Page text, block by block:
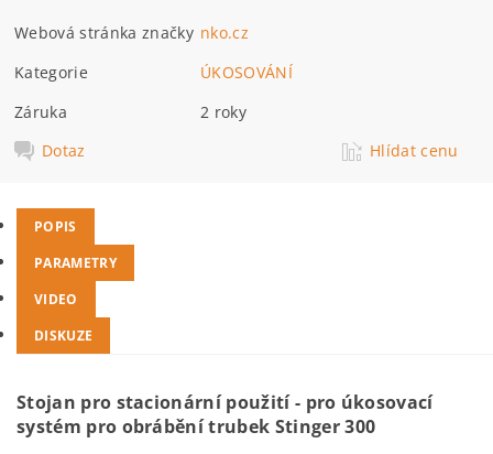
Webová stránka značky nko.cz
Kategorie
ÚKOSOVÁNÍ
Záruka
2 roky
Dotaz
Hlídat cenu
POPIS
PARAMETRY
VIDEO
DISKUZE
Stojan pro stacionární použití - pro úkosovací
systém pro obrábění trubek Stinger 300